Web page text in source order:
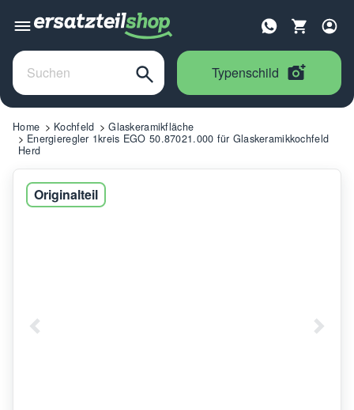
Typenschild
Home Kochfeld
Glaskeramikfläche
Energieregler 1kreis EGO 50.87021.000 für Glaskeramikkochfeld
Herd
Originalteil